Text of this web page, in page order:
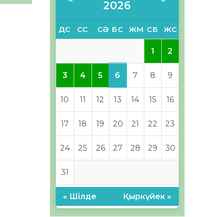
2026
ДС СС СӘ БС ЖМ СБ ЖС
1 2
3 4 5 6 7 8 9
10 11 12 13 14 15 16
17 18 19 20 21 22 23
24 25 26 27 28 29 30
31
« Шілде Қыркүйек »